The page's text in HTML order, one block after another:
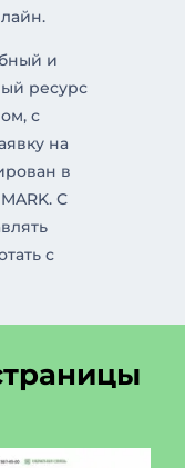
и
ресурс
с
на
в
С
с